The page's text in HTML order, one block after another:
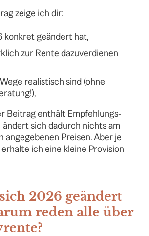
zeige ich dir:
konkret geändert hat,
zur Rente dazuverdienen
realistisch sind (ohne
Beitrag enthält Empfehlungs-
ändert sich dadurch nichts am
angegebenen Preisen. Aber je
ich eine kleine Provision
2026 geändert
reden alle über